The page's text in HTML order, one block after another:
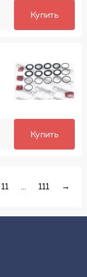
Купить
Купить
11 ... 111 →